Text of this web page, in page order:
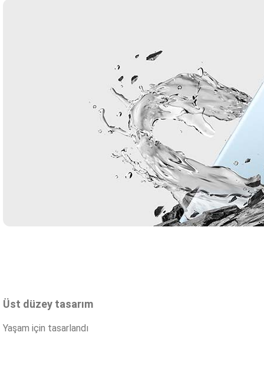
Üst düzey tasarım
Yaşam için tasarlandı